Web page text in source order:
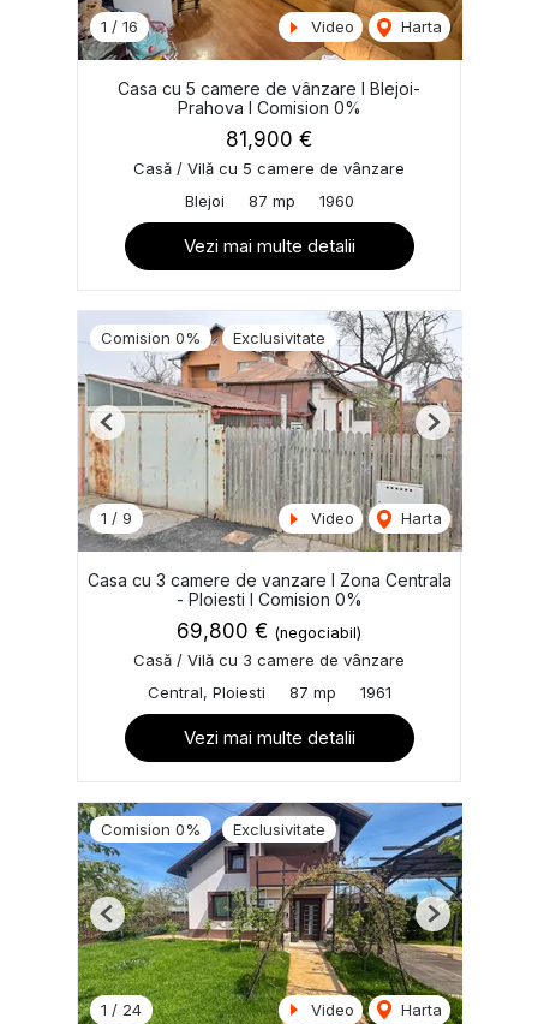
1 / 16 Video Harta
Casa cu 5 camere de vânzare I Blejoi-
Prahova I Comision 0%
81,900 €
Casă / Vilă cu 5 camere de vânzare
Blejoi
87 mp 1960
Vezi mai multe detalii
Comision 0% Exclusivitate
1 / 9 Video Harta
Previous Next
Casa cu 3 camere de vanzare I Zona Centrala
- Ploiesti I Comision 0%
69,800 € (negociabil)
Casă / Vilă cu 3 camere de vânzare
Central, Ploiesti
87 mp 1961
Vezi mai multe detalii
Comision 0% Exclusivitate
1 / 24 Video Harta
Previous Next